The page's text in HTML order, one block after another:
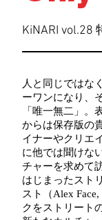
KiNARI vol.28
人と同じではな
ーワンになり、
「唯一無二」。
からは保存版の
イナーやクリエ
に他では聞けな
チャーを求めて
はじまったスト
スト（Alex
クをストリート